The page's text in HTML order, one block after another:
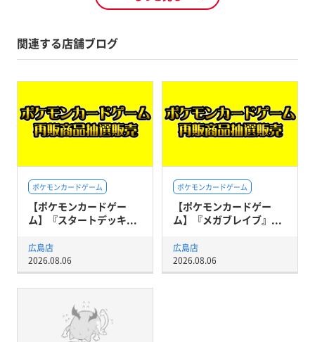
関連する店舗ブログ
ポケモンカードゲーム
【ポケモンカードゲー
ム】『スタートデッキ...
広島店
2026.08.06
ポケモンカードゲーム
【ポケモンカードゲー
ム】『メガブレイブ』...
広島店
2026.08.06